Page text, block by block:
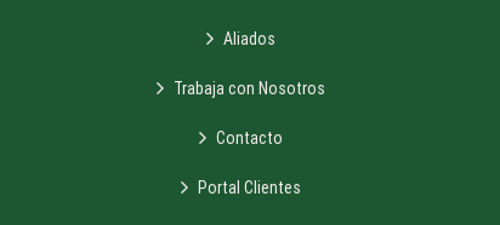
Aliados
Trabaja con Nosotros
Contacto
Portal Clientes